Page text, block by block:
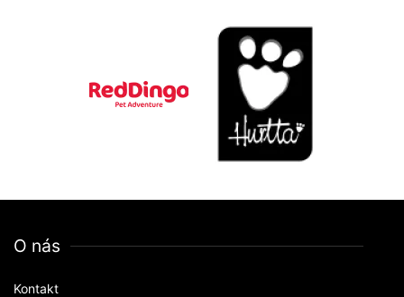
O nás
Kontakt